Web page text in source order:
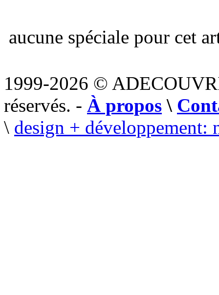
aucune spéciale pour cet
1999-2026 ©
réservés. - À propos \
\ design + développement: